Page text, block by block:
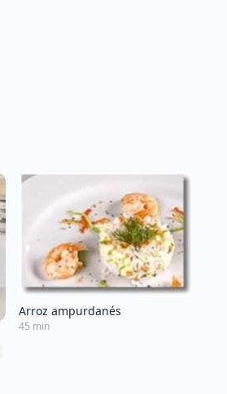
Arroz ampurdanés
45 min